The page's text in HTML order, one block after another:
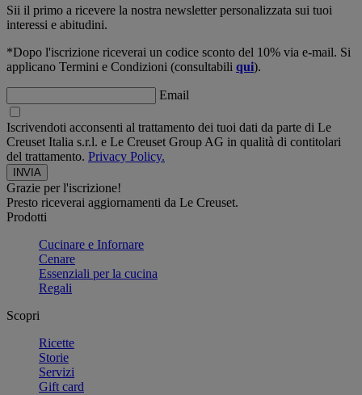
Sii il primo a ricevere la nostra newsletter personalizzata sui tuoi
interessi e abitudini.
*Dopo l'iscrizione riceverai un codice sconto del 10% via e-mail. Si
applicano Termini e Condizioni (consultabili qui).
Email
Iscrivendoti acconsenti al trattamento dei tuoi dati da parte di Le
Creuset Italia s.r.l. e Le Creuset Group AG in qualità di contitolari
del trattamento. Privacy Policy.
Grazie per l'iscrizione!
Presto riceverai aggiornamenti da Le Creuset.
Prodotti
Cucinare e Infornare
Cenare
Essenziali per la cucina
Regali
Scopri
Ricette
Storie
Servizi
Gift card